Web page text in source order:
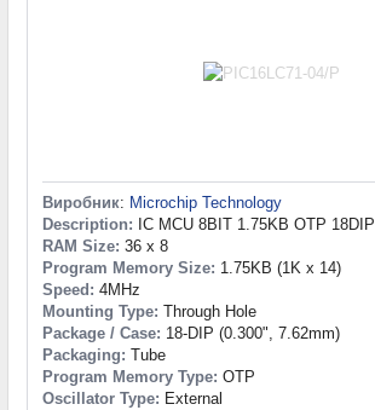
Виробник: Microchip Technology
Description: IC MCU 8BIT 1.75KB OTP 18DIP
RAM Size: 36 x 8
Program Memory Size: 1.75KB (1K x 14)
Speed: 4MHz
Mounting Type: Through Hole
Package / Case: 18-DIP (0.300", 7.62mm)
Packaging: Tube
Program Memory Type: OTP
Oscillator Type: External